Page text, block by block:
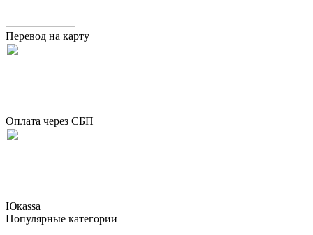
Перевод на карту
Оплата через СБП
Юкаssа
Популярные категории